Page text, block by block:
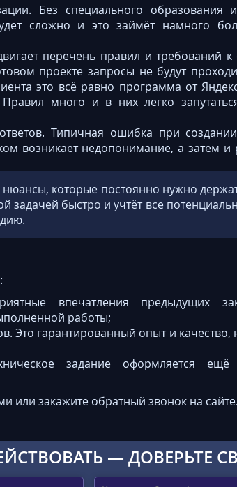
Без специального образования
сложно и это займёт намного
перечень правил и требований
проекте запросы не будут
это всё равно программа от
много и в них легко
Типичная ошибка при
возникает недопонимание, а затем и
которые постоянно нужно
задачей быстро и учтёт все
впечатления предыдущих
работы;
Это гарантированный опыт и качество,
задание оформляется
или закажите обратный звонок на сайте.
ДЕЙСТВОВАТЬ — ДОВЕРЬТЕ